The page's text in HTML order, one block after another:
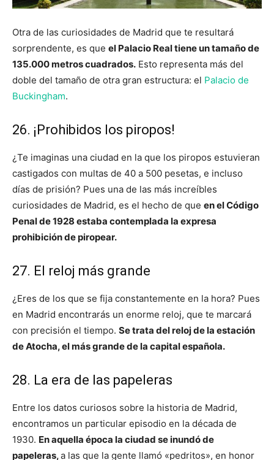
Otra de las curiosidades de Madrid que te resultará
sorprendente, es que el Palacio Real tiene un tamaño de
135.000 metros cuadrados. Esto representa más del
doble del tamaño de otra gran estructura: el Palacio de
Buckingham.
26. ¡Prohibidos los piropos!
¿Te imaginas una ciudad en la que los piropos estuvieran
castigados con multas de 40 a 500 pesetas, e incluso
días de prisión? Pues una de las más increíbles
curiosidades de Madrid, es el hecho de que en el Código
Penal de 1928 estaba contemplada la expresa
prohibición de piropear.
27. El reloj más grande
¿Eres de los que se fija constantemente en la hora? Pues
en Madrid encontrarás un enorme reloj, que te marcará
con precisión el tiempo. Se trata del reloj de la estación
de Atocha, el más grande de la capital española.
28. La era de las papeleras
Entre los datos curiosos sobre la historia de Madrid,
encontramos un particular episodio en la década de
1930. En aquella época la ciudad se inundó de
papeleras,a las que la gente llamó «pedritos», en honor